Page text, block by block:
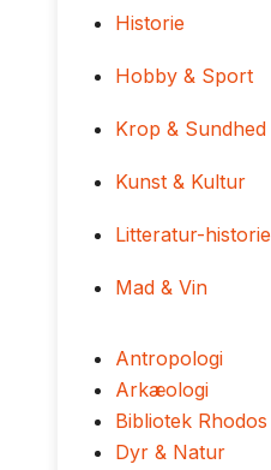
Historie
Hobby & Sport
Krop & Sundhed
Kunst & Kultur
Litteratur-historie
Mad & Vin
Antropologi
Arkæologi
Bibliotek Rhodos
Dyr & Natur